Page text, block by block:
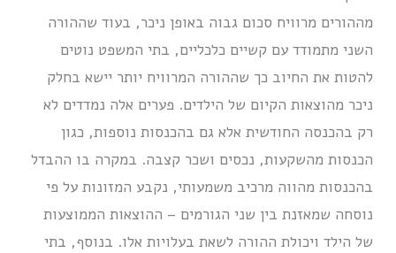
מההורים מרוויח סכום גבוה באופן ניכר, בעוד שההורה
השני מתמודד עם קשיים כלכליים, בתי המשפט נוטים
להטות את החיוב כך שההורה המרוויח יותר יישא בחלק
ניכר מהוצאות הקיום של הילדים. פערים אלה נמדדים לא
רק בהכנסה החודשית אלא גם בהכנסות נוספות, כגון
הכנסות מהשקעות, נכסים ושכר קצבה. במקרה בו ההבדל
בהכנסות מהווה מרכיב משמעותי, נקבע המזונות על פי
נוסחה שמאזנת בין שני הגורמים – ההוצאות הממוצעות
של הילד ויכולת ההורה לשאת בעלויות אלו. בנוסף, בתי